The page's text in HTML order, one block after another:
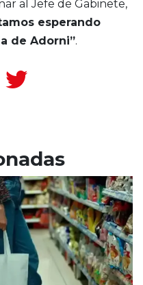
al Jefe de Gabinete,
esperando
de Adorni”.